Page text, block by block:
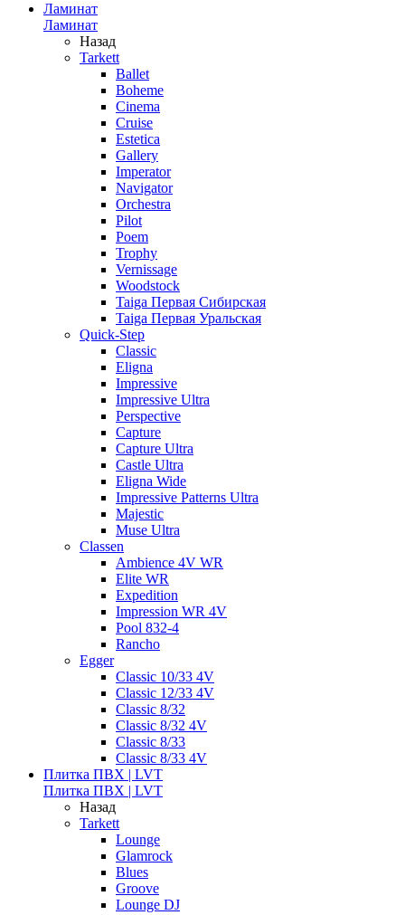
Ламинат
Ламинат
Назад
Tarkett
Ballet
Boheme
Cinema
Cruise
Estetica
Gallery
Imperator
Navigator
Orchestra
Pilot
Poem
Trophy
Vernissage
Woodstock
Taiga Первая Сибирская
Taiga Первая Уральская
Quick-Step
Classic
Eligna
Impressive
Impressive Ultra
Perspective
Capture
Capture Ultra
Castle Ultra
Eligna Wide
Impressive Patterns Ultra
Majestic
Muse Ultra
Classen
Ambience 4V WR
Elite WR
Expedition
Impression WR 4V
Pool 832-4
Rancho
Egger
Classic 10/33 4V
Classic 12/33 4V
Classic 8/32
Classic 8/32 4V
Classic 8/33
Classic 8/33 4V
Плитка ПВХ | LVT
Плитка ПВХ | LVT
Назад
Tarkett
Lounge
Glamrock
Blues
Groove
Lounge DJ